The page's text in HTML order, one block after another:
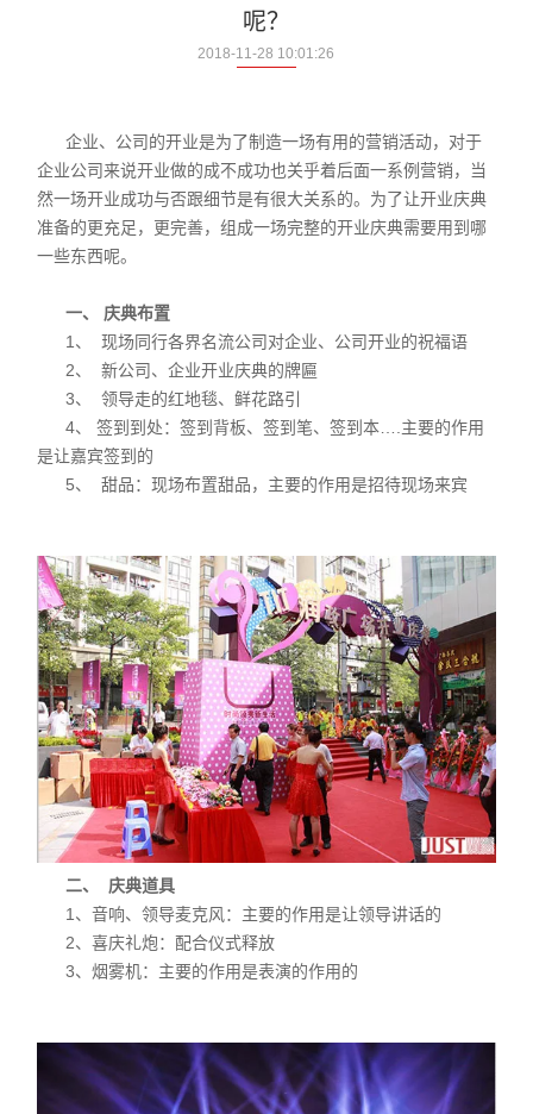
呢？
2018-11-28 10:01:26
企业、公司的开业是为了制造一场有用的营销活动，对于
企业公司来说开业做的成不成功也关乎着后面一系例营销，当
然一场开业成功与否跟细节是有很大关系的。为了让开业庆典
准备的更充足，更完善，组成一场完整的开业庆典需要用到哪
一些东西呢。
一、 庆典布置
1、 现场同行各界名流公司对企业、公司开业的祝福语
2、 新公司、企业开业庆典的牌匾
3、 领导走的红地毯、鲜花路引
4、 签到到处：签到背板、签到笔、签到本….主要的作用
是让嘉宾签到的
5、 甜品：现场布置甜品，主要的作用是招待现场来宾
二、 庆典道具
1、音响、领导麦克风：主要的作用是让领导讲话的
2、喜庆礼炮：配合仪式释放
3、烟雾机：主要的作用是表演的作用的